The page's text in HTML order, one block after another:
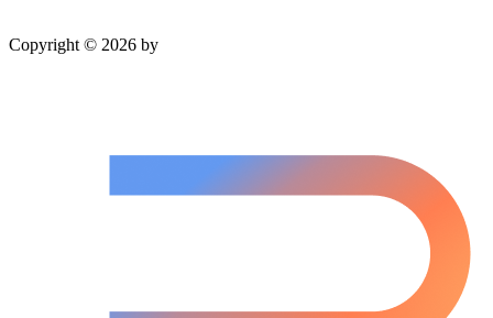
Copyright © 2026 by